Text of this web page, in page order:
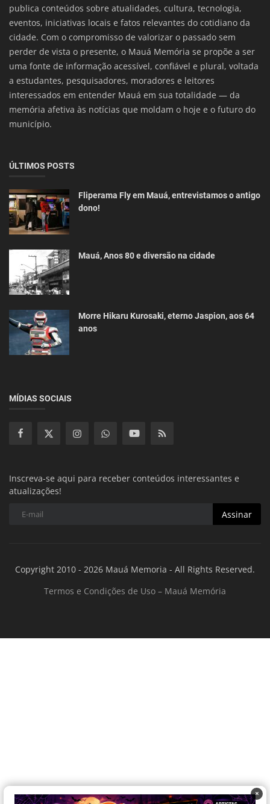
publica conteúdos sobre atualidades, cultura, tecnologia,
eventos, iniciativas locais e fatos relevantes do cotidiano da
cidade. Com o compromisso de valorizar o passado sem
perder de vista o presente, o Mauá Memória se propõe a ser
uma fonte de informação acessível, confiável e plural, voltada
a estudantes, pesquisadores, moradores e leitores
interessados em entender Mauá em sua totalidade — da
memória afetiva às notícias que moldam o hoje e o futuro do
município.
ÚLTIMOS POSTS
Fliperama Fly em Mauá, entrevistamos o antigo
dono!
Mauá, Anos 80 e diversão na cidade
Morre Hikaru Kurosaki, eterno Jaspion, aos 64
anos
MÍDIAS SOCIAIS
Inscreva-se aqui para receber conteúdos interessantes e
atualizações!
Assinar
Copyright 2010 - 2026 Mauá Memoria - All Rights Reserved.
Termos e Condições de Uso – Mauá Memória
×